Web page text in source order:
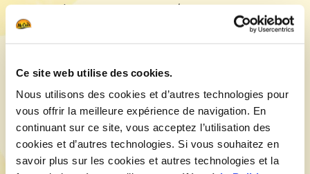
Ce site web utilise des cookies.
Nous utilisons des cookies et d’autres technologies pour
vous offrir la meilleure expérience de navigation. En
continuant sur ce site, vous acceptez l’utilisation des
cookies et d’autres technologies. Si vous souhaitez en
savoir plus sur les cookies et autres technologies et la
salade et les rondelles d’oignon de printemps.
accompagnés du burger et d’un ramequin de
sauce au pesto & yaourt.